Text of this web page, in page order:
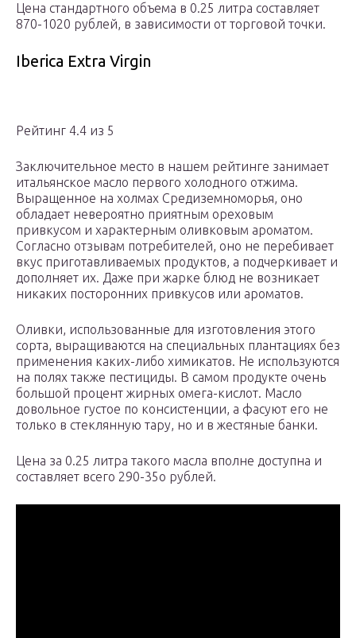
Цена стандартного объема в 0.25 литра составляет
870-1020 рублей, в зависимости от торговой точки.
Iberica Extra Virgin
Рейтинг 4.4 из 5
Заключительное место в нашем рейтинге занимает
итальянское масло первого холодного отжима.
Выращенное на холмах Средиземноморья, оно
обладает невероятно приятным ореховым
привкусом и характерным оливковым ароматом.
Согласно отзывам потребителей, оно не перебивает
вкус приготавливаемых продуктов, а подчеркивает и
дополняет их. Даже при жарке блюд не возникает
никаких посторонних привкусов или ароматов.
Оливки, использованные для изготовления этого
сорта, выращиваются на специальных плантациях без
применения каких-либо химикатов. Не используются
на полях также пестициды. В самом продукте очень
большой процент жирных омега-кислот. Масло
довольное густое по консистенции, а фасуют его не
только в стеклянную тару, но и в жестяные банки.
Цена за 0.25 литра такого масла вполне доступна и
составляет всего 290-35о рублей.